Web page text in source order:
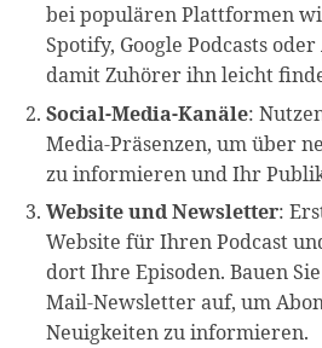
bei populären Plattformen
Spotify, Google Podcasts
damit Zuhörer ihn leicht
Social-Media-Kanäle:
Media-Präsenzen, um über
zu informieren und Ihr
Website und Newsletter:
Website für Ihren Podcast
dort Ihre Episoden. Bauen
Mail-Newsletter auf, um
Neuigkeiten zu informieren.